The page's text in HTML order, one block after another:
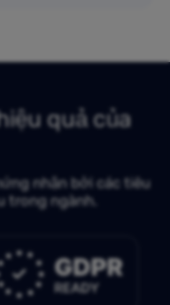
quả của
nhận bởi các tiêu
trong ngành.